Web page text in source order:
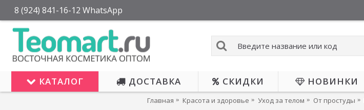
8 (924) 841-16-12 WhatsApp
КАТАЛОГ ДОСТАВКА СКИДКИ НОВИНКИ
Главная Красота и здоровье Уход за телом От простуды